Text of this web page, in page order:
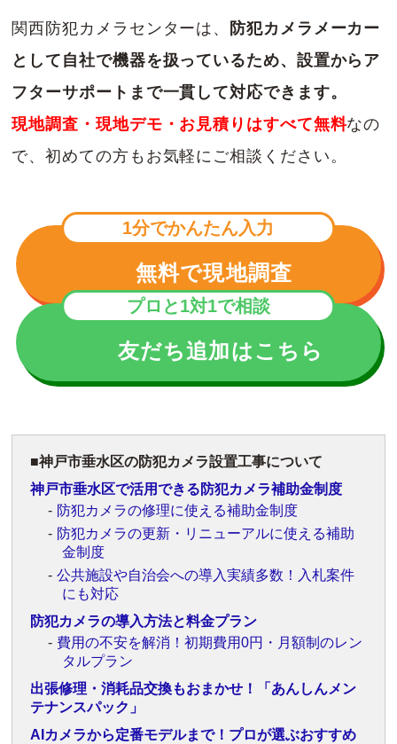
関西防犯カメラセンターは、
防犯カメラメーカー
として自社で機器を扱っているため、設置からア
フターサポートまで一貫して対応できます。
現地調査・現地デモ・お見積りはすべて無料なの
で、初めての方もお気軽にご相談ください。
1分でかんたん入力
無料で現地調査
プロと1対1で相談
友だち追加はこちら
神戸市垂水区の防犯カメラ設置工事について
神戸市垂水区で活用できる防犯カメラ補助金制度
防犯カメラの修理に使える補助金制度
防犯カメラの更新・リニューアルに使える補助
金制度
公共施設や自治会への導入実績多数！入札案件
にも対応
防犯カメラの導入方法と料金プラン
費用の不安を解消！初期費用0円・月額制のレン
タルプラン
出張修理・消耗品交換もおまかせ！「あんしんメン
テナンスパック」
AIカメラから定番モデルまで！プロが選ぶおすすめ